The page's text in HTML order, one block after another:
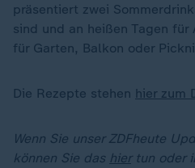
präsentiert zwei
sind und an heißen Tagen
für Garten, Balkon oder
Die Rezepte stehen hier zum
Wenn Sie unser ZDFheute
können Sie das hiertun oder